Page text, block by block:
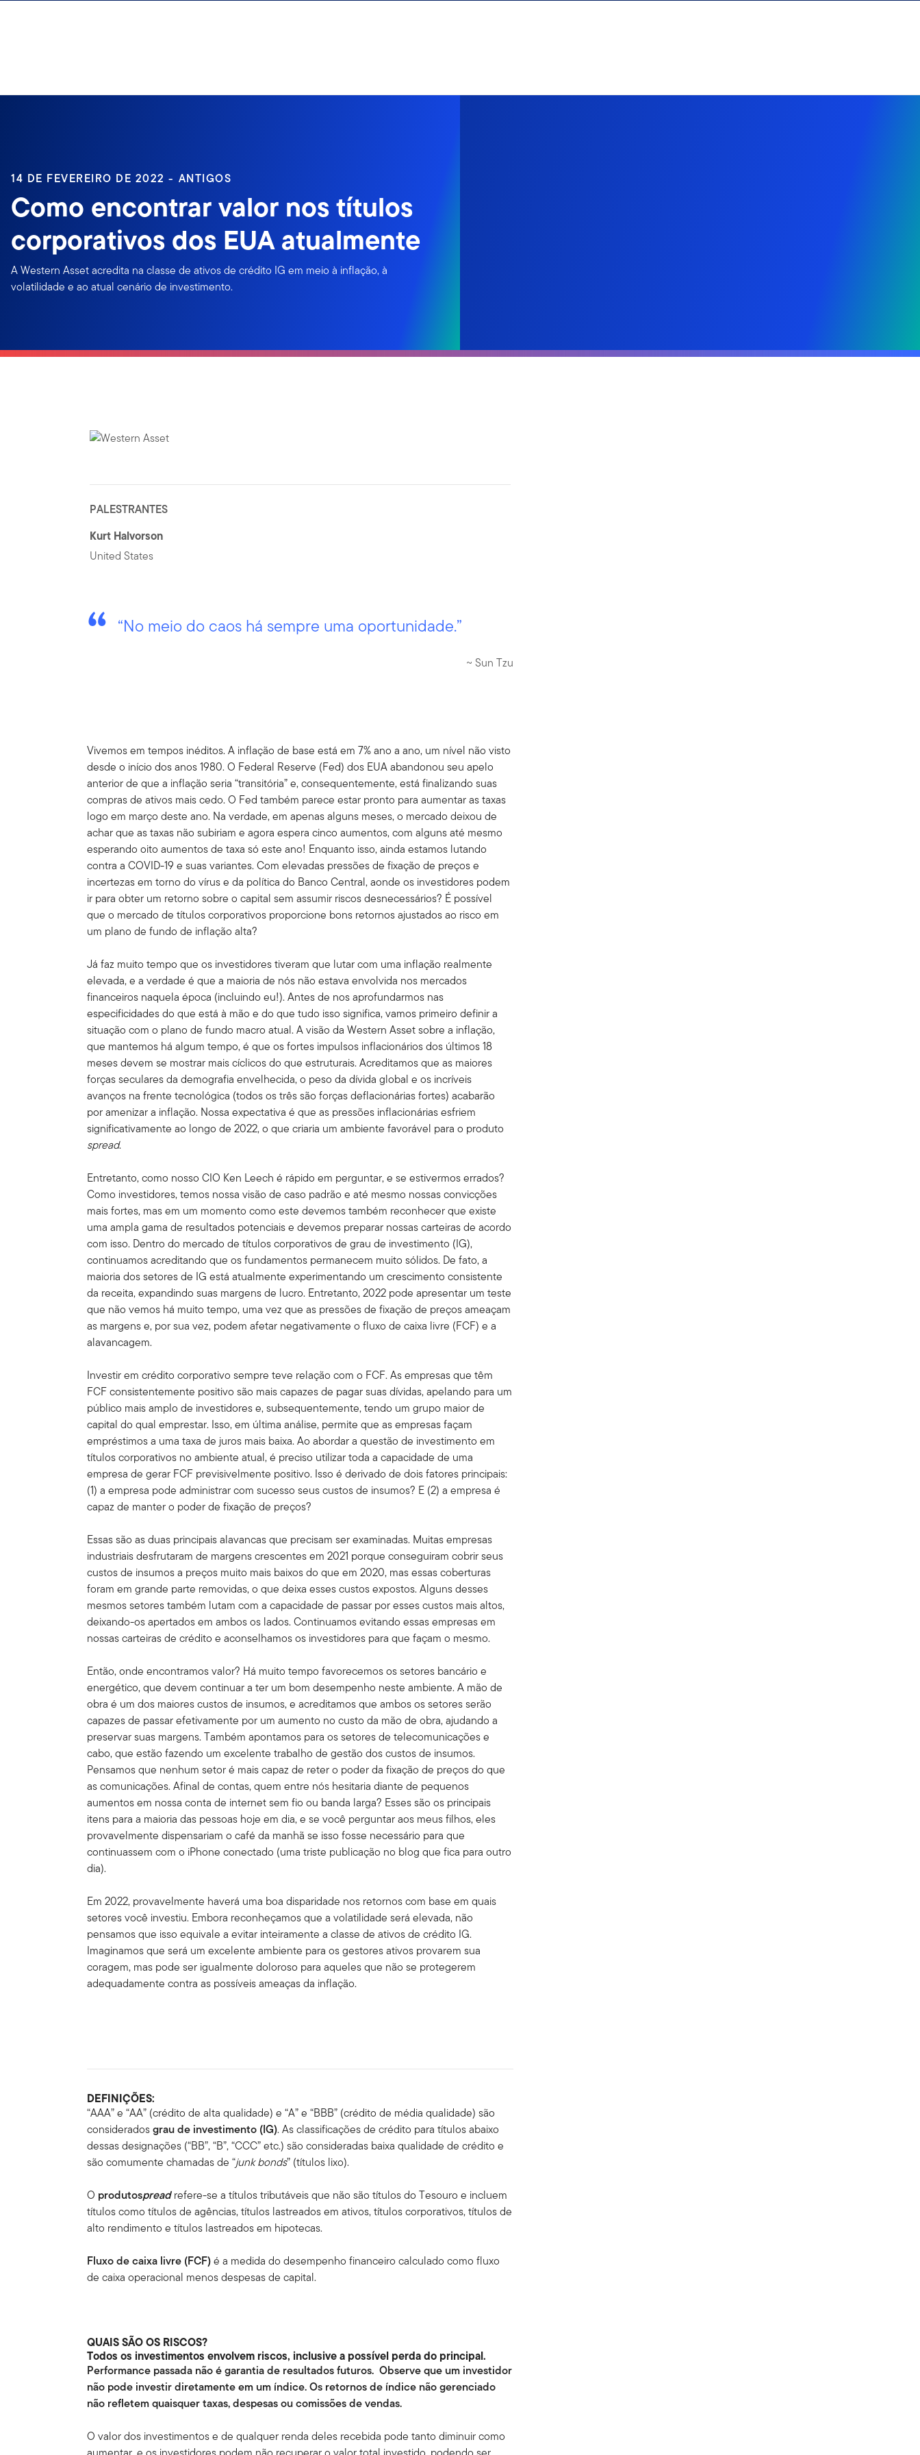
14 DE FEVEREIRO DE 2022 - ANTIGOS
Como encontrar valor nos títulos
corporativos dos EUA atualmente
A Western Asset acredita na classe de ativos de crédito IG em meio à inflação, à
volatilidade e ao atual cenário de investimento.
PALESTRANTES
Kurt Halvorson
United States
“No meio do caos há sempre uma oportunidade.”
~ Sun Tzu
Vivemos em tempos inéditos. A inflação de base está em 7% ano a ano, um nível não visto
desde o início dos anos 1980. O Federal Reserve (Fed) dos EUA abandonou seu apelo
anterior de que a inflação seria “transitória” e, consequentemente, está finalizando suas
compras de ativos mais cedo. O Fed também parece estar pronto para aumentar as taxas
logo em março deste ano. Na verdade, em apenas alguns meses, o mercado deixou de
achar que as taxas não subiriam e agora espera cinco aumentos, com alguns até mesmo
esperando oito aumentos de taxa só este ano! Enquanto isso, ainda estamos lutando
contra a COVID-19 e suas variantes. Com elevadas pressões de fixação de preços e
incertezas em torno do vírus e da política do Banco Central, aonde os investidores podem
ir para obter um retorno sobre o capital sem assumir riscos desnecessários? É possível
que o mercado de títulos corporativos proporcione bons retornos ajustados ao risco em
um plano de fundo de inflação alta?
Já faz muito tempo que os investidores tiveram que lutar com uma inflação realmente
elevada, e a verdade é que a maioria de nós não estava envolvida nos mercados
financeiros naquela época (incluindo eu!). Antes de nos aprofundarmos nas
especificidades do que está à mão e do que tudo isso significa, vamos primeiro definir a
situação com o plano de fundo macro atual. A visão da Western Asset sobre a inflação,
que mantemos há algum tempo, é que os fortes impulsos inflacionários dos últimos 18
meses devem se mostrar mais cíclicos do que estruturais. Acreditamos que as maiores
forças seculares da demografia envelhecida, o peso da dívida global e os incríveis
avanços na frente tecnológica (todos os três são forças deflacionárias fortes) acabarão
por amenizar a inflação. Nossa expectativa é que as pressões inflacionárias esfriem
significativamente ao longo de 2022, o que criaria um ambiente favorável para o produto
spread.
Entretanto, como nosso CIO Ken Leech é rápido em perguntar, e se estivermos errados?
Como investidores, temos nossa visão de caso padrão e até mesmo nossas convicções
mais fortes, mas em um momento como este devemos também reconhecer que existe
uma ampla gama de resultados potenciais e devemos preparar nossas carteiras de acordo
com isso. Dentro do mercado de títulos corporativos de grau de investimento (IG),
continuamos acreditando que os fundamentos permanecem muito sólidos. De fato, a
maioria dos setores de IG está atualmente experimentando um crescimento consistente
da receita, expandindo suas margens de lucro. Entretanto, 2022 pode apresentar um teste
que não vemos há muito tempo, uma vez que as pressões de fixação de preços ameaçam
as margens e, por sua vez, podem afetar negativamente o fluxo de caixa livre (FCF) e a
alavancagem.
Investir em crédito corporativo sempre teve relação com o FCF. As empresas que têm
FCF consistentemente positivo são mais capazes de pagar suas dívidas, apelando para um
público mais amplo de investidores e, subsequentemente, tendo um grupo maior de
capital do qual emprestar. Isso, em última análise, permite que as empresas façam
empréstimos a uma taxa de juros mais baixa. Ao abordar a questão de investimento em
títulos corporativos no ambiente atual, é preciso utilizar toda a capacidade de uma
empresa de gerar FCF previsivelmente positivo. Isso é derivado de dois fatores principais:
(1) a empresa pode administrar com sucesso seus custos de insumos? E (2) a empresa é
capaz de manter o poder de fixação de preços?
Essas são as duas principais alavancas que precisam ser examinadas. Muitas empresas
industriais desfrutaram de margens crescentes em 2021 porque conseguiram cobrir seus
custos de insumos a preços muito mais baixos do que em 2020, mas essas coberturas
foram em grande parte removidas, o que deixa esses custos expostos. Alguns desses
mesmos setores também lutam com a capacidade de passar por esses custos mais altos,
deixando-os apertados em ambos os lados. Continuamos evitando essas empresas em
nossas carteiras de crédito e aconselhamos os investidores para que façam o mesmo.
Então, onde encontramos valor? Há muito tempo favorecemos os setores bancário e
energético, que devem continuar a ter um bom desempenho neste ambiente. A mão de
obra é um dos maiores custos de insumos, e acreditamos que ambos os setores serão
capazes de passar efetivamente por um aumento no custo da mão de obra, ajudando a
preservar suas margens. Também apontamos para os setores de telecomunicações e
cabo, que estão fazendo um excelente trabalho de gestão dos custos de insumos.
Pensamos que nenhum setor é mais capaz de reter o poder da fixação de preços do que
as comunicações. Afinal de contas, quem entre nós hesitaria diante de pequenos
aumentos em nossa conta de internet sem fio ou banda larga? Esses são os principais
itens para a maioria das pessoas hoje em dia, e se você perguntar aos meus filhos, eles
provavelmente dispensariam o café da manhã se isso fosse necessário para que
continuassem com o iPhone conectado (uma triste publicação no blog que fica para outro
dia).
Em 2022, provavelmente haverá uma boa disparidade nos retornos com base em quais
setores você investiu. Embora reconheçamos que a volatilidade será elevada, não
pensamos que isso equivale a evitar inteiramente a classe de ativos de crédito IG.
Imaginamos que será um excelente ambiente para os gestores ativos provarem sua
coragem, mas pode ser igualmente doloroso para aqueles que não se protegerem
adequadamente contra as possíveis ameaças da inflação.
DEFINIÇÕES:
“AAA” e “AA” (crédito de alta qualidade) e “A” e “BBB” (crédito de média qualidade) são
consideradosgrau de investimento (IG). As classificações de crédito para títulos abaixo
dessas designações (“BB”, “B”, “CCC” etc.) são consideradas baixa qualidade de crédito e
são comumente chamadas de “junk bonds” (títulos lixo).
O produtospread refere-se a títulos tributáveis que não são títulos do Tesouro e incluem
títulos como títulos de agências, títulos lastreados em ativos, títulos corporativos, títulos de
alto rendimento e títulos lastreados em hipotecas.
Fluxo de caixa livre (FCF)é a medida do desempenho financeiro calculado como fluxo
de caixa operacional menos despesas de capital.
QUAIS SÃO OS RISCOS?
Todos os investimentos envolvem riscos, inclusive a possível perda do principal.
Performance passada não é garantia de resultados futuros. Observe que um investidor
não pode investir diretamente em um índice. Os retornos de índice não gerenciado
não refletem quaisquer taxas, despesas ou comissões de vendas.
O valor dos investimentos e de qualquer renda deles recebida pode tanto diminuir como